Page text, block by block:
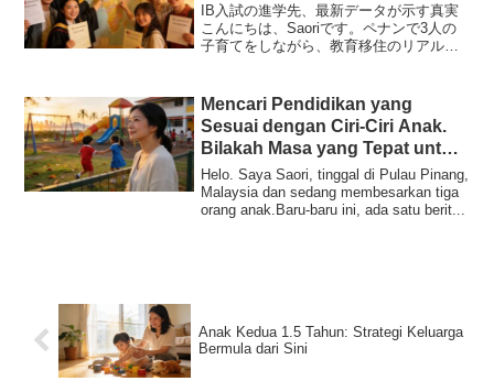
IB入試の進学先、最新データが示す真実
こんにちは、Saoriです。ペナンで3人の
子育てをしながら、教育移住のリアルを
学」は誤解？という見出しの調査結果で
す。国際バカロ...
Mencari Pendidikan yang
Sesuai dengan Ciri-Ciri Anak.
Bilakah Masa yang Tepat untuk
Membuat Keputusan Berhijrah?
Helo. Saya Saori, tinggal di Pulau Pinang,
Malaysia dan sedang membesarkan tiga
orang anak.Baru-baru ini, ada satu berit...
Anak Kedua 1.5 Tahun: Strategi Keluarga
Bermula dari Sini